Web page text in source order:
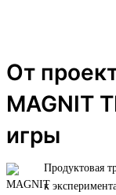
От
MAGNIT
игры
Продуктовая
к